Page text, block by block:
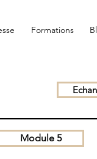
Formations
Module 5